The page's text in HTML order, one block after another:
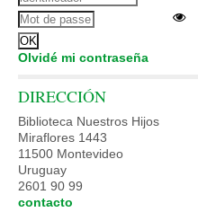
Olvidé mi contraseña
DIRECCIÓN
Biblioteca Nuestros Hijos
Miraflores 1443
11500 Montevideo
Uruguay
2601 90 99
contacto